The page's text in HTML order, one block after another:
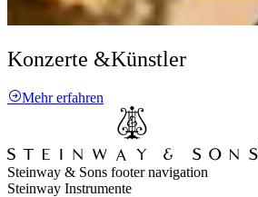
Konzerte &Künstler
Mehr erfahren
Steinway & Sons footer navigation
Steinway Instrumente